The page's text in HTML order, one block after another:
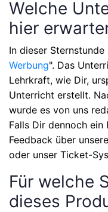
Welche
hier
In dieser
Werbung". Das
Lehrkraft, wie Dir,
Unterricht erstellt.
wurde es von uns
Falls Dir dennoch
Feedback über
oder unser Ticket-
Für welche
dieses